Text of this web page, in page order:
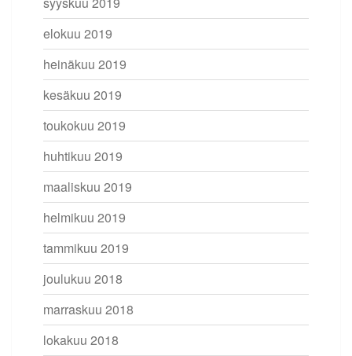
elokuu 2019
heinäkuu 2019
kesäkuu 2019
toukokuu 2019
huhtikuu 2019
maaliskuu 2019
helmikuu 2019
tammikuu 2019
joulukuu 2018
marraskuu 2018
lokakuu 2018